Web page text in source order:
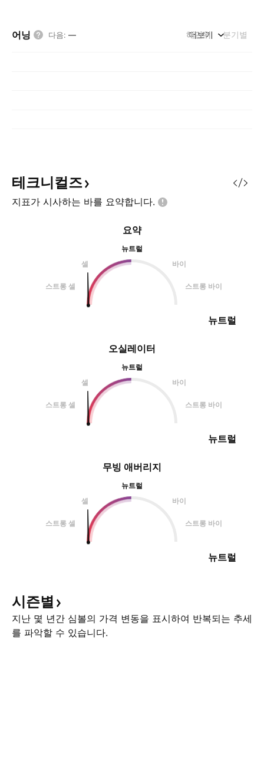
어닝 다음: — 해단위 분기별
더보기
테크니컬즈
지표가 시사하는 바를 요약합니다.
오실레이터
뉴트럴
셀
바이
스트롱 셀 스트롱 바이
뉴트럴
요약
뉴트럴
셀
바이
스트롱 셀 스트롱 바이
뉴트럴
무빙 애버리지
뉴트럴
셀
바이
스트롱 셀 스트롱 바이
뉴트럴
시즌별
지난 몇 년간 심볼의 가격 변동을 표시하여 반복되는 추세
를 파악할 수 있습니다.